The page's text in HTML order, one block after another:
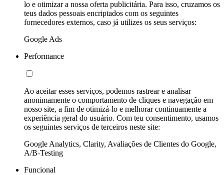
lo e otimizar a nossa oferta publicitária. Para isso, cruzamos os
teus dados pessoais encriptados com os seguintes
fornecedores externos, caso já utilizes os seus serviços:
Google Ads
Performance
Ao aceitar esses serviços, podemos rastrear e analisar
anonimamente o comportamento de cliques e navegação em
nosso site, a fim de otimizá-lo e melhorar continuamente a
experiência geral do usuário. Com teu consentimento, usamos
os seguintes serviços de terceiros neste site:
Google Analytics, Clarity, Avaliações de Clientes do Google,
A/B-Testing
Funcional